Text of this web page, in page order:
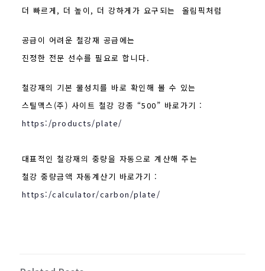
더 빠르게, 더 높이, 더 강하게가 요구되는 올림픽처럼
공급이 어려운 철강재 공급에는
진정한 전문 선수를 필요로 합니다.
철강재의 기본 물성치를 바로 확인해 볼 수 있는
스틸맥스(주) 사이트 철강 강종 “500” 바로가기 :
https:/products/plate/
대표적인 철강재의 중량을 자동으로 계산해 주는
철강 중량금액 자동계산기 바로가기 :
https:/calculator/carbon/plate/